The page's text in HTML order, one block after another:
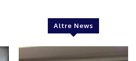
Altre News